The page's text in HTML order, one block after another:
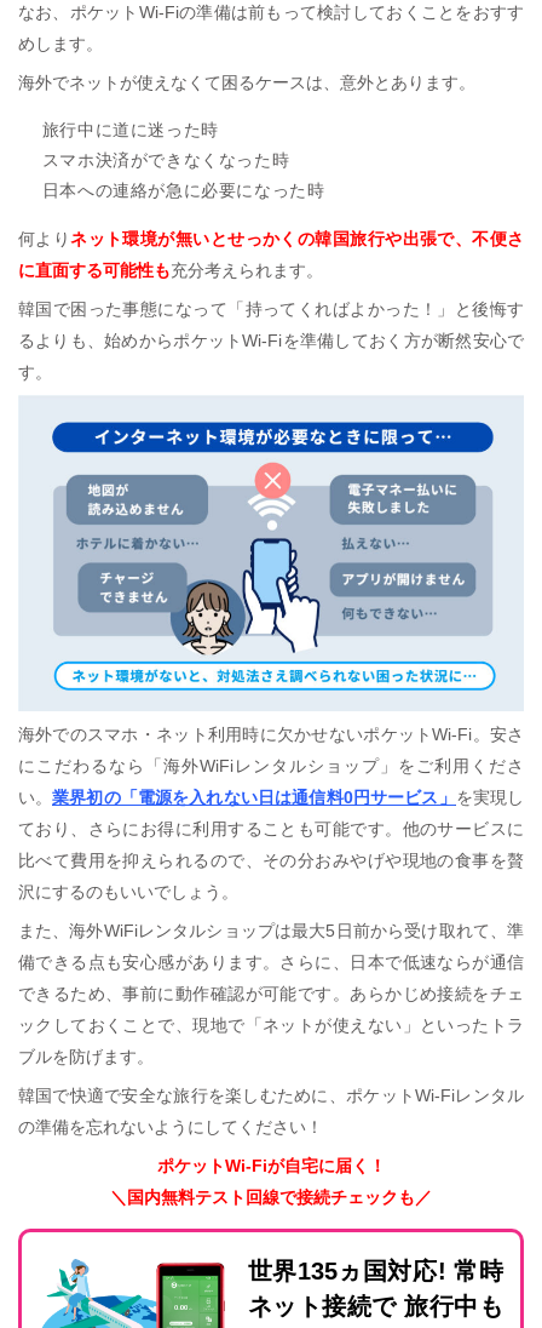
なお、ポケットWi-Fiの準備は前もって検討しておくことをおすす
めします。
海外でネットが使えなくて困るケースは、意外とあります。
旅行中に道に迷った時
スマホ決済ができなくなった時
日本への連絡が急に必要になった時
何よりネット環境が無いとせっかくの韓国旅行や出張で、不便さ
に直面する可能性も充分考えられます。
韓国で困った事態になって「持ってくればよかった！」と後悔す
るよりも、始めからポケットWi-Fiを準備しておく方が断然安心で
す。
海外でのスマホ・ネット利用時に欠かせないポケットWi-Fi。安さ
にこだわるなら「海外WiFiレンタルショップ」をご利用くださ
い。業界初の「電源を入れない日は通信料0円サービス」 を実現し
ており、さらにお得に利用することも可能です。他のサービスに
比べて費用を抑えられるので、その分おみやげや現地の食事を贅
沢にするのもいいでしょう。
また、海外WiFiレンタルショップは最大5日前から受け取れて、準
備できる点も安心感があります。さらに、日本で低速ならが通信
できるため、事前に動作確認が可能です。あらかじめ接続をチェ
ックしておくことで、現地で「ネットが使えない」といったトラ
ブルを防げます。
韓国で快適で安全な旅行を楽しむために、ポケットWi-Fiレンタル
の準備を忘れないようにしてください！
ポケットWi-Fiが自宅に届く！
＼国内無料テスト回線で接続チェックも／
世界135ヵ国対応! 常時
ネット接続で 旅行中も